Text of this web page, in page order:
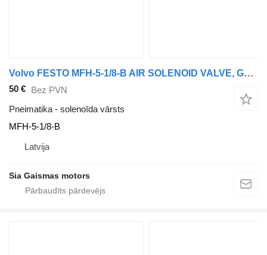
Volvo FESTO MFH-5-1/8-B AIR SOLENOID VALVE, G1/8, 10BAR solenoīda vārsts paredzēts Volvo autobusa
50 € Bez PVN
Pneimatika - solenoīda vārsts
MFH-5-1/8-B
Latvija
Sia Gaismas motors